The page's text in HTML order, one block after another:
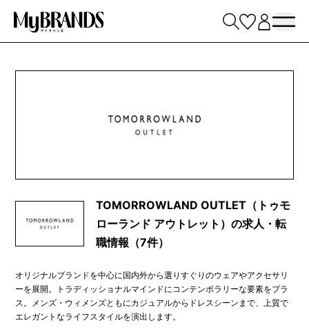
TOMORROWLAND OUTLET（トゥモ
ローランド アウトレット）の求人・転
職情報（7件）
オリジナルブランドを中心に国内外から選りすぐりのウェアやアクセサリ
ーを展開。トラディッショナルマインドにコンテンポラリーな要素をプラ
ス。メンズ・ウィメンズともにカジュアルからドレスシーンまで、上質で
エレガントなライフスタイルを演出します。